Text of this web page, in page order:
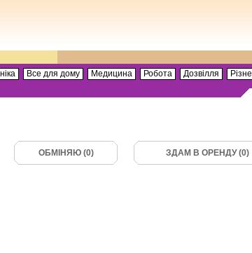
Все для дому Медицина Робота Дозвілля
Різне
ОБМІНЯЮ (0) ЗДАМ В ОРЕНДУ (0)